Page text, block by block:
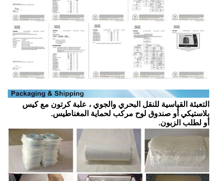
التعبئة القياسية للنقل البحري والجوي ، علبة كرتون مع كيس
بلاستيكي أو صندوق لوح مركب لحماية المغناطيس.
أو لطلب الزبون.